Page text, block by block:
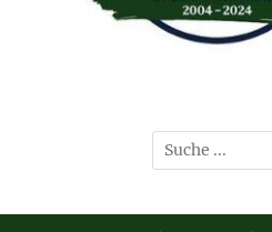
Suchen
nach: